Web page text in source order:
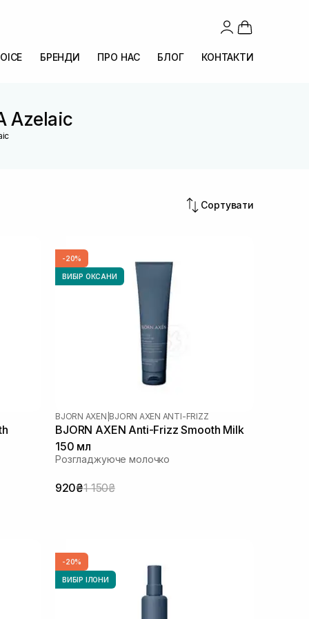
БРЕНДИ ПРО НАС БЛОГ КОНТАКТИ
Azelaic
Сортувати
-20%
ВИБІР ОКСАНИ
BJORN AXEN BJORN AXEN ANTI-FRIZZ
BJORN AXEN Anti-Frizz Smooth Milk
150 мл
Розгладжуюче молочко
920₴1 150₴
-20%
ВИБІР ІЛОНИ